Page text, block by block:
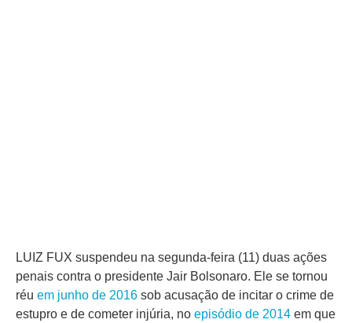
LUIZ FUX suspendeu na segunda-feira (11) duas ações
penais contra o presidente Jair Bolsonaro. Ele se tornou
réu em junho de 2016 sob acusação de incitar o crime de
estupro e de cometer injúria, no episódio de 2014 em que